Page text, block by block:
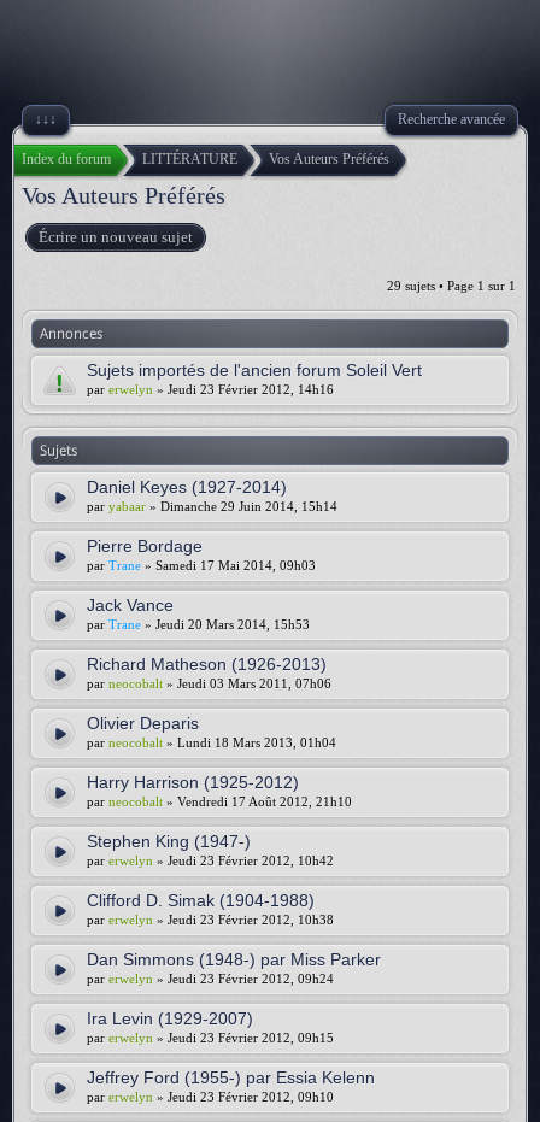
↓↓↓ Recherche avancée
Index du forum LITTÉRATURE Vos Auteurs Préférés
Vos Auteurs Préférés
Écrire un nouveau sujet
29 sujets • Page 1 sur 1
Annonces
Sujets importés de l'ancien forum Soleil Vert
par erwelyn » Jeudi 23 Février 2012, 14h16
Sujets
Daniel Keyes (1927-2014)
par yabaar » Dimanche 29 Juin 2014, 15h14
Pierre Bordage
par Trane » Samedi 17 Mai 2014, 09h03
Jack Vance
par Trane » Jeudi 20 Mars 2014, 15h53
Richard Matheson (1926-2013)
par neocobalt » Jeudi 03 Mars 2011, 07h06
Olivier Deparis
par neocobalt » Lundi 18 Mars 2013, 01h04
Harry Harrison (1925-2012)
par neocobalt » Vendredi 17 Août 2012, 21h10
Stephen King (1947-)
par erwelyn » Jeudi 23 Février 2012, 10h42
Clifford D. Simak (1904-1988)
par erwelyn » Jeudi 23 Février 2012, 10h38
Dan Simmons (1948-) par Miss Parker
par erwelyn » Jeudi 23 Février 2012, 09h24
Ira Levin (1929-2007)
par erwelyn » Jeudi 23 Février 2012, 09h15
Jeffrey Ford (1955-) par Essia Kelenn
par erwelyn » Jeudi 23 Février 2012, 09h10